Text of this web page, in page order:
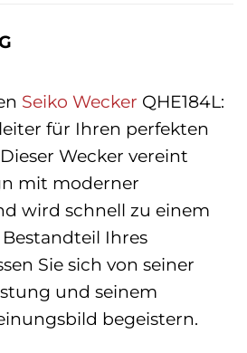
Seiko Wecker QHE184L:
für Ihren perfekten
Wecker vereint
mit moderner
wird schnell zu einem
Ihres
Sie sich von seiner
und seinem
begeistern.